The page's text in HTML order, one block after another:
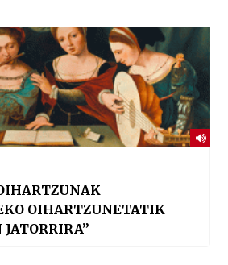
OIHARTZUNETATIK